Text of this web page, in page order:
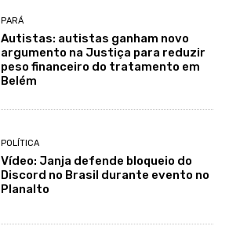
PARÁ
Autistas: autistas ganham novo
argumento na Justiça para reduzir
peso financeiro do tratamento em
Belém
POLÍTICA
Vídeo: Janja defende bloqueio do
Discord no Brasil durante evento no
Planalto